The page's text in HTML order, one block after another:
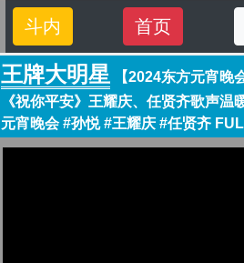
斗内 首页
王牌大明星
【2024东方元宵晚
《祝你平安》王耀庆、任贤齐歌声温
元宵晚会 #孙悦 #王耀庆 #任贤齐